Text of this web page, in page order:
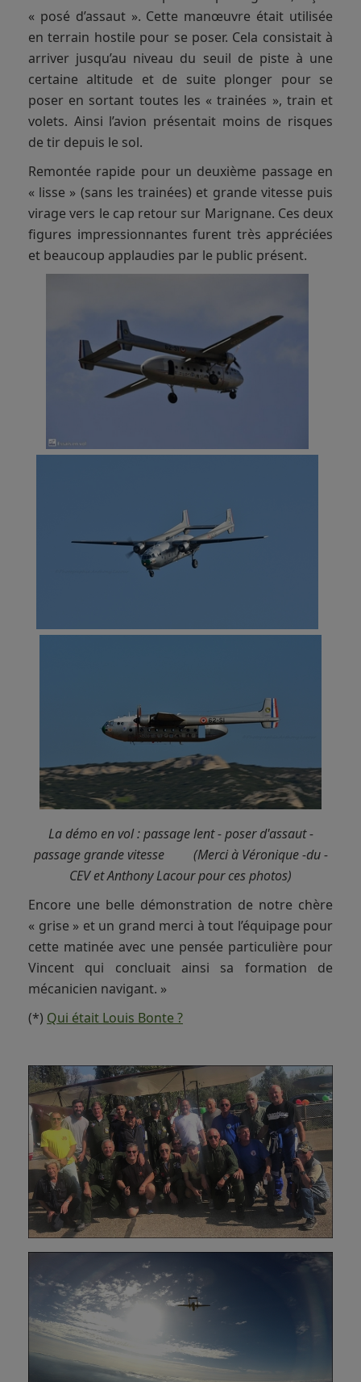
« posé d’assaut ». Cette manœuvre était utilisée
en terrain hostile pour se poser. Cela consistait à
arriver jusqu’au niveau du seuil de piste à une
certaine altitude et de suite plonger pour se
poser en sortant toutes les « trainées », train et
volets. Ainsi l’avion présentait moins de risques
de tir depuis le sol.
Remontée rapide pour un deuxième passage en
« lisse » (sans les trainées) et grande vitesse puis
virage vers le cap retour sur Marignane. Ces deux
figures impressionnantes furent très appréciées
et beaucoup applaudies par le public présent.
La démo en vol : passage lent - poser d'assaut -
passage grande vitesse (Merci à Véronique -du -
CEV et Anthony Lacour pour ces photos)
Encore une belle démonstration de notre chère
« grise » et un grand merci à tout l’équipage pour
cette matinée avec une pensée particulière pour
Vincent qui concluait ainsi sa formation de
mécanicien navigant. »
(*) Qui était Louis Bonte ?